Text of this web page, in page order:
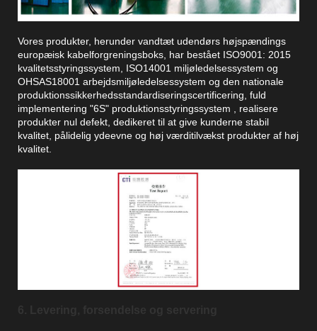
Vores produkter, herunder vandtæt udendørs højspændings
europæisk kabelforgreningsboks, har bestået ISO9001: 2015
kvalitetsstyringssystem, ISO14001 miljøledelsessystem og
OHSAS18001 arbejdsmiljøledelsessystem og den nationale
produktionssikkerhedsstandardiseringscertificering, fuld
implementering "6S" produktionsstyringssystem , realisere
produkter nul defekt, dedikeret til at give kunderne stabil
kvalitet, pålidelig ydeevne og høj værditilvækst produkter af høj
kvalitet.